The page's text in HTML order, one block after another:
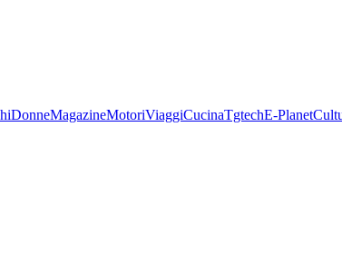
DonneMagazineMotoriViaggiCucinaTgtechE-Planet